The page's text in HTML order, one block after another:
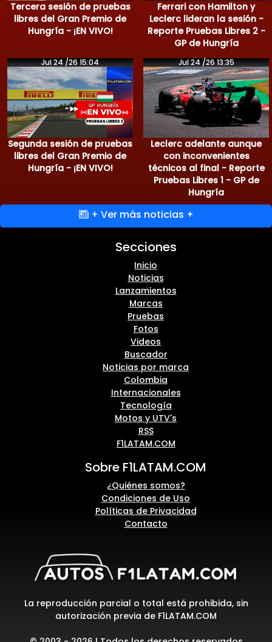
Tercera sesión de pruebas
libres del Gran Premio de
Hungría - ¡EN VIVO!
Ferrari con Hamilton y
Leclerc lideran la sesión -
Reporte Pruebas Libres 2 -
GP de Hungría
Jul 24 /26 15:04
Segunda sesión de pruebas
libres del Gran Premio de
Hungría - ¡EN VIVO!
Jul 24 /26 13:35
Leclerc adelante aunque
con inconvenientes
técnicos al final - Reporte
Pruebas Libres 1 - GP de
Hungría
+ Ver más noticias +
Secciones
Inicio
Noticias
Lanzamientos
Marcas
Pruebas
Fotos
Videos
Buscador
Noticias por marca
Colombia
Internacionales
Tecnología
Motos y UTV's
RSS
F1LATAM.COM
Sobre F1LATAM.COM
¿Quiénes somos?
Condiciones de Uso
Políticas de Privacidad
Contacto
La reproducción parcial o total está prohibida, sin
autorización previa de F1LATAM.COM